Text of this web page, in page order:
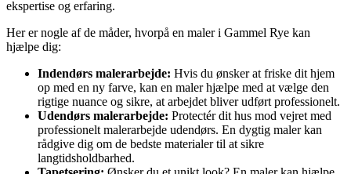
ekspertise og erfaring.
Her er nogle af de måder, hvorpå en maler i Gammel Rye kan
hjælpe dig:
Indendørs malerarbejde: Hvis du ønsker at friske dit hjem
op med en ny farve, kan en maler hjælpe med at vælge den
rigtige nuance og sikre, at arbejdet bliver udført professionelt.
Udendørs malerarbejde: Protectér dit hus mod vejret med
professionelt malerarbejde udendørs. En dygtig maler kan
rådgive dig om de bedste materialer til at sikre
langtidsholdbarhed.